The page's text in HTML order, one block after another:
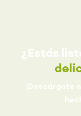
¿Estás
¡Descárgate